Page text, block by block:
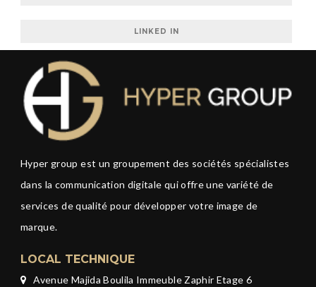
LINKED IN
Hyper group est un groupement des sociétés spécialistes
dans la communication digitale qui offre une variété de
services de qualité pour développer votre image de
marque.
LOCAL TECHNIQUE
Avenue Majida Boulila Immeuble Zaphir Etage 6